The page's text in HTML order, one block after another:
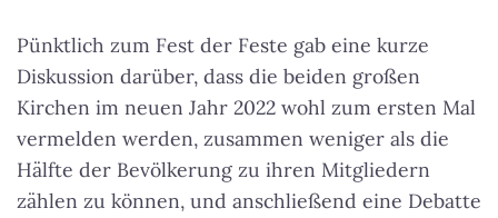
Pünktlich zum Fest der Feste gab eine kurze
Diskussion darüber, dass die beiden großen
Kirchen im neuen Jahr 2022 wohl zum ersten Mal
vermelden werden, zusammen weniger als die
Hälfte der Bevölkerung zu ihren Mitgliedern
zählen zu können, und anschließend eine Debatte